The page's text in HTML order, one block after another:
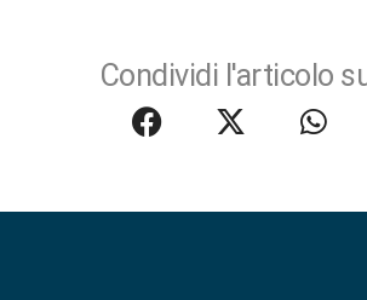
Condividi l'articolo